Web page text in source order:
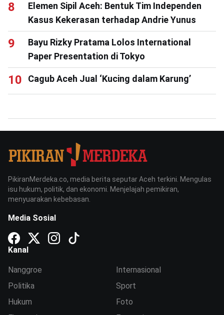
Elemen Sipil Aceh: Bentuk Tim Independen
Kasus Kekerasan terhadap Andrie Yunus
Bayu Rizky Pratama Lolos International
Paper Presentation di Tokyo
Cagub Aceh Jual ‘Kucing dalam Karung’
PikiranMerdeka.co, media berita seputar Aceh terkini. Mengulas
isu hukum, politik, dan ekonomi. Menjelajah pemikiran,
menyuarakan kebebasan.
Media Sosial
Kanal
Nanggroe
Politika
Hukum
Internasional
Sport
Foto